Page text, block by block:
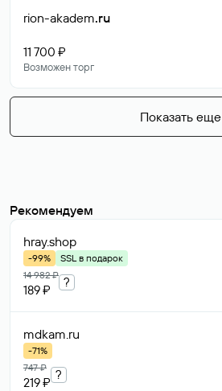
rion-akadem.ru
11 700 ₽
Возможен торг
Показать еще
Рекомендуем
hray.shop
-99%
SSL в подарок
14 982 ₽
189 ₽
?
mdkam.ru
-71%
747 ₽
219 ₽
?